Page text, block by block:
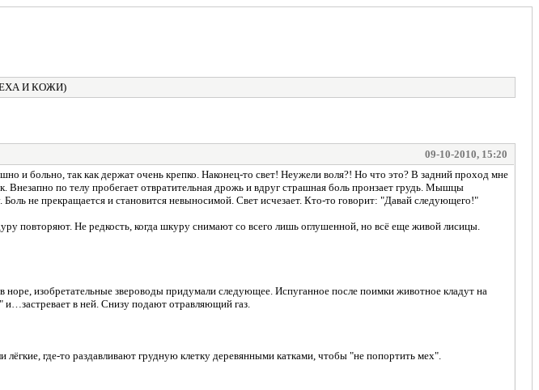
И КОЖИ)
09-10-2010, 15:20
и больно, так как держат очень крепко. Наконец-то свет! Неужели воля?! Но что это? В задний проход мне
по телу пробегает отвратительная дрожь и вдруг страшная боль пронзает грудь. Мышцы
не прекращается и становится невыносимой. Свет исчезает. Кто-то говорит: "Давай следующего!"
повторяют. Не редкость, когда шкуру снимают со всего лишь оглушенной, но всё еще живой лисицы.
норе, изобретательные звероводы придумали следующее. Испуганное после поимки животное кладут на
и…застревает в ней. Снизу подают отравляющий газ.
где-то раздавливают грудную клетку деревянными катками, чтобы "не попортить мех".